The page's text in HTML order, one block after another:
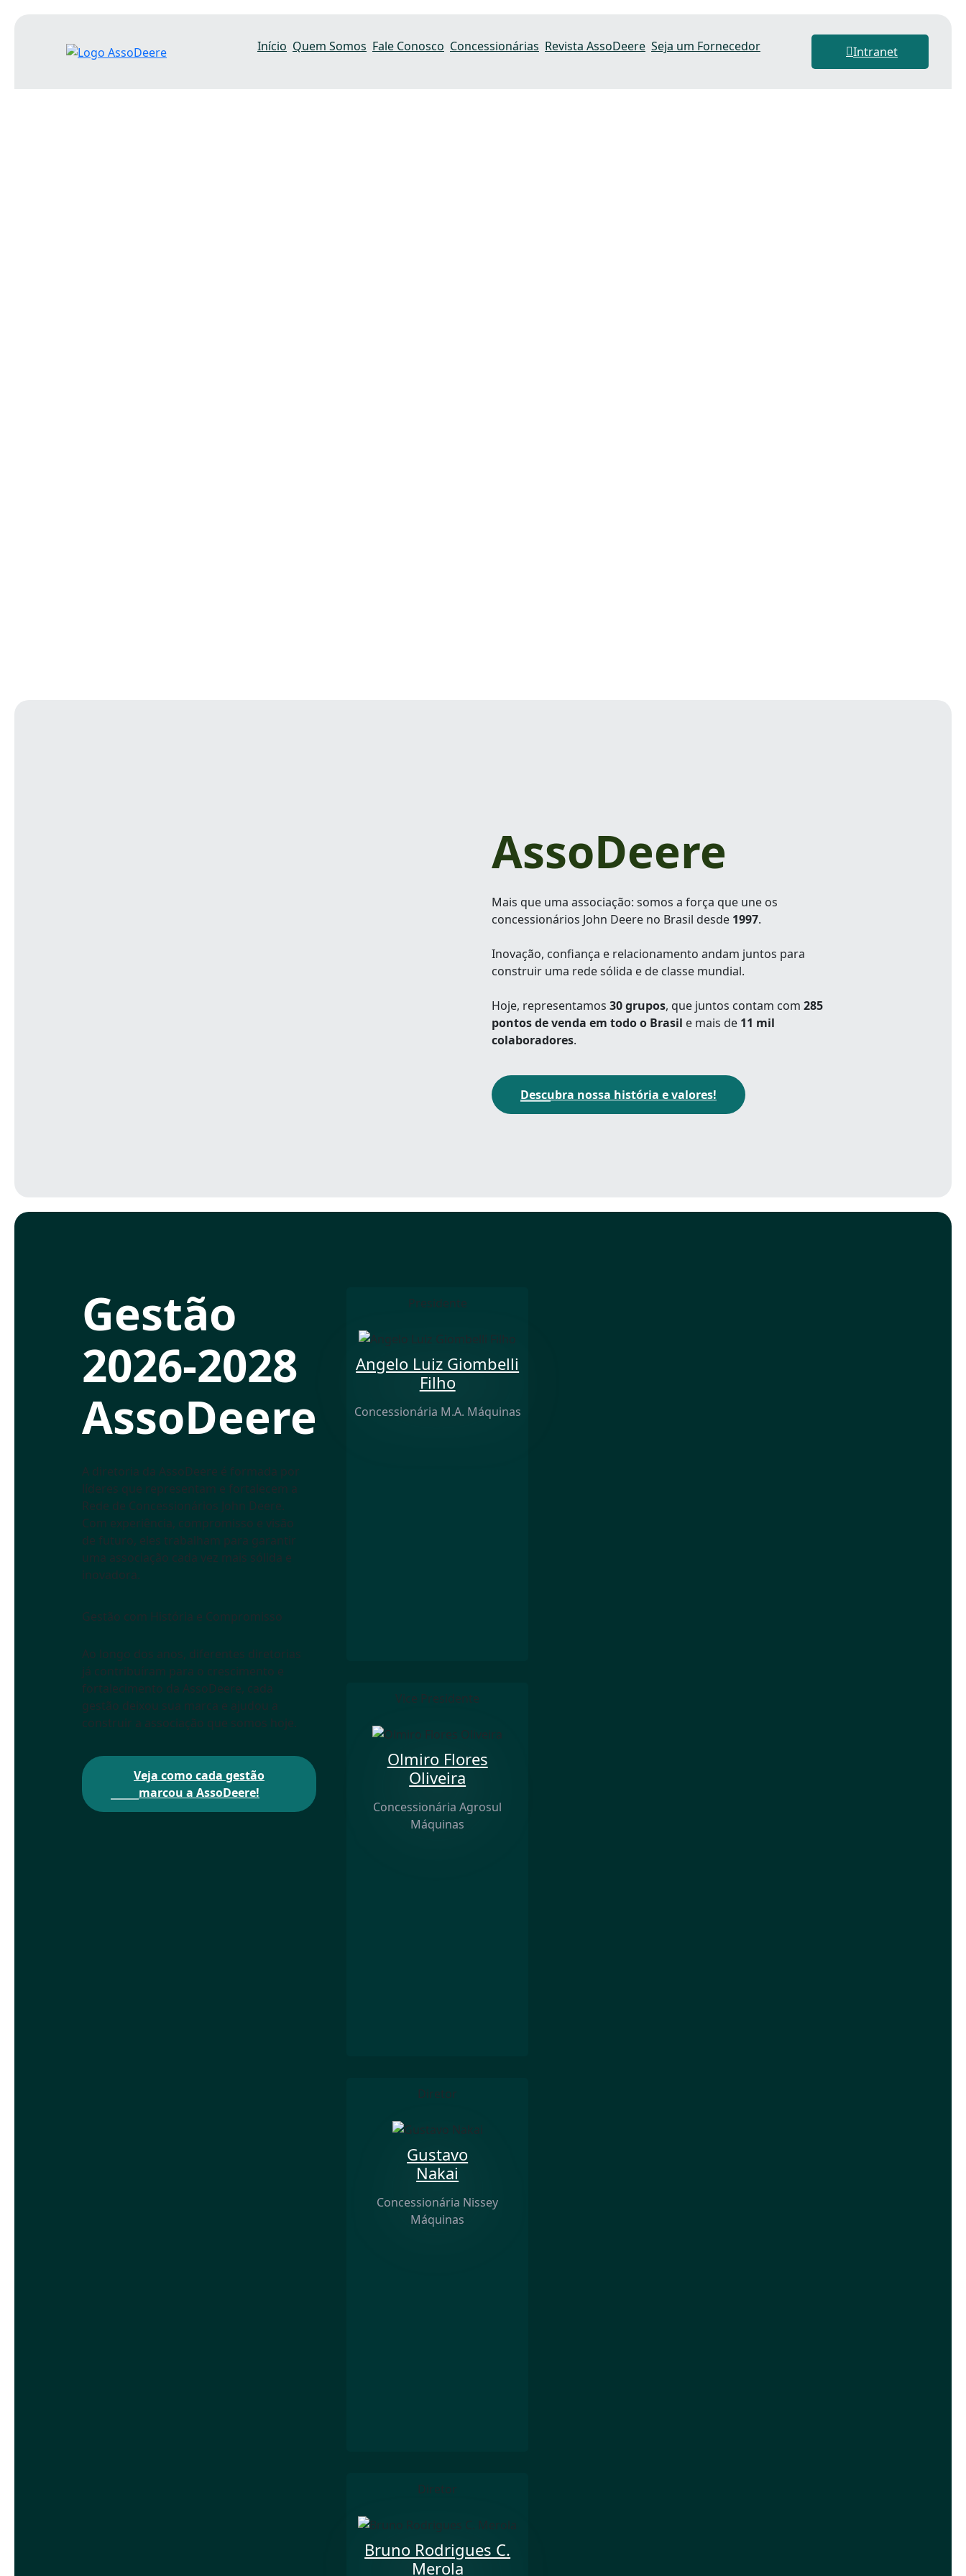
Início Quem Somos Fale Conosco Concessionárias Revista AssoDeere Seja um Fornecedor Intranet
AssoDeere
Mais que uma associação: somos a força que une os
concessionários John Deere no Brasil desde 1997.
Inovação, confiança e relacionamento andam juntos para
construir uma rede sólida e de classe mundial.
Hoje, representamos 30 grupos, que juntos contam com 285
pontos de venda em todo o Brasil e mais de 11 mil
colaboradores.
Descubra nossa história e valores!
Gestão
2026-2028
AssoDeere
A diretoria da AssoDeere é formada por
líderes que representam e fortalecem a
Rede de Concessionários John Deere.
Com experiência, compromisso e visão
de futuro, eles trabalham para garantir
uma associação cada vez mais sólida e
inovadora.
Gestão com História e Compromisso
Ao longo dos anos, diferentes diretorias
já contribuíram para o crescimento e
fortalecimento da AssoDeere, cada
gestão deixou sua marca e ajudou a
construir a associação que somos hoje.
Veja como cada gestão
marcou a AssoDeere!
Presidente
Angelo Luiz Giombelli
Filho
Concessionária M.A. Máquinas
Vice Presidente
Olmiro Flores
Oliveira
Concessionária Agrosul
Máquinas
Diretor
Gustavo
Nakai
Concessionária Nissey
Máquinas
Diretor
Bruno Rodrigues C.
Merola